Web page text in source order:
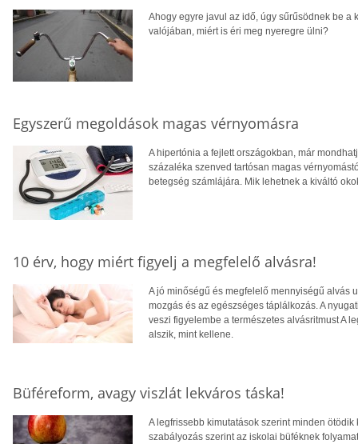
Ahogy egyre javul az idő, úgy sűrűsödnek be a
valójában, miért is éri meg nyeregre ülni?
Egyszerű megoldások magas vérnyomásra
A hipertónia a fejlett országokban, már
százaléka szenved tartósan magas
betegség számlájára. Mik lehetnek a kiváltó
10 érv, hogy miért figyelj a megfelelő alvásra!
A jó minőségű és megfelelő mennyiségű alvás
mozgás és az egészséges táplálkozás. A
veszi figyelembe a természetes alvásritmust A
alszik, mint kellene.
Büféreform, avagy viszlát lekváros táska!
A legfrissebb kimutatások szerint minden
szabályozás szerint az iskolai büféknek